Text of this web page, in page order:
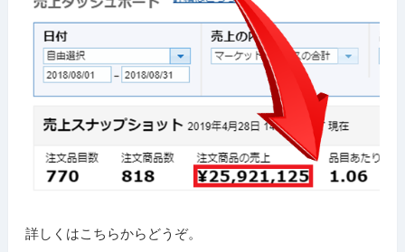
詳しくはこちらからどうぞ。